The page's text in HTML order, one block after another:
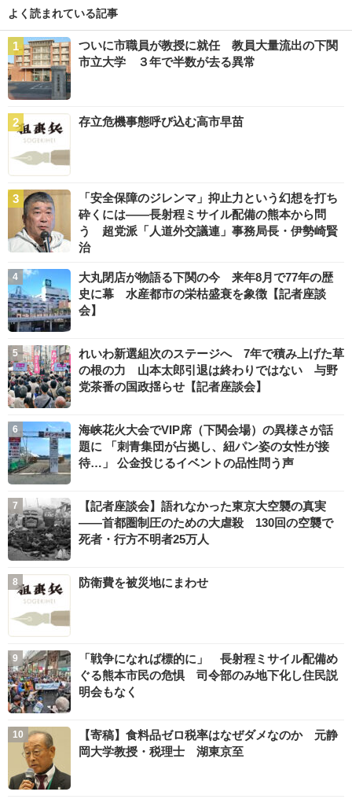
よく読まれている記事
ついに市職員が教授に就任 教員大量流出の下関
市立大学 ３年で半数が去る異常
存立危機事態呼び込む高市早苗
「安全保障のジレンマ」抑止力という幻想を打ち
砕くには――長射程ミサイル配備の熊本から問
う 超党派「人道外交議連」事務局長・伊勢崎賢
治
大丸閉店が物語る下関の今 来年8月で77年の歴
史に幕 水産都市の栄枯盛衰を象徴【記者座談
会】
れいわ新選組次のステージへ 7年で積み上げた草
の根の力 山本太郎引退は終わりではない 与野
党茶番の国政揺らせ【記者座談会】
海峡花火大会でVIP席（下関会場）の異様さが話
題に 「刺青集団が占拠し、紐パン姿の女性が接
待…」 公金投じるイベントの品性問う声
【記者座談会】語れなかった東京大空襲の真実
――首都圏制圧のための大虐殺 130回の空襲で
死者・行方不明者25万人
防衛費を被災地にまわせ
「戦争になれば標的に」 長射程ミサイル配備め
ぐる熊本市民の危惧 司令部のみ地下化し住民説
明会もなく
【寄稿】食料品ゼロ税率はなぜダメなのか 元静
岡大学教授・税理士 湖東京至